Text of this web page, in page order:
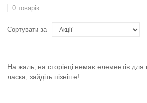
0 товарів
Сортувати за
На жаль, на сторінці немає елементів для
ласка, зайдіть пізніше!